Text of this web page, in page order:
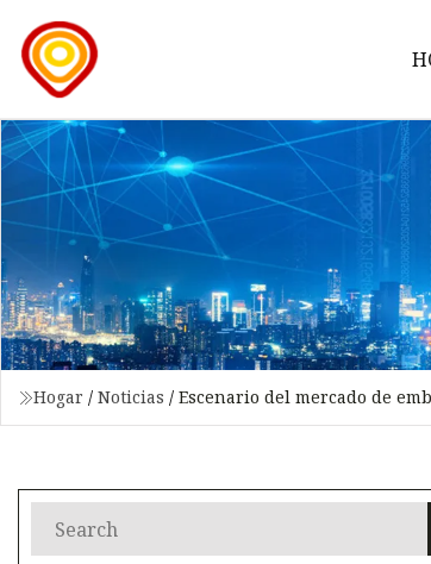
Hogar / Noticias / Escenario del mercado de